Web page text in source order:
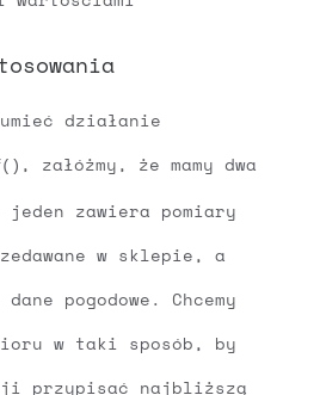
działanie
, załóżmy, że mamy dwa
jeden zawiera pomiary
w sklepie, a
pogodowe. Chcemy
w taki sposób, by
przypisać najbliższą